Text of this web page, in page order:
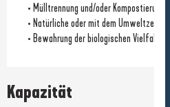
• Mülltrennung und/oder Kompostierung
• Natürliche oder mit dem
• Bewahrung der biologischen Vielfalt
Kapazität